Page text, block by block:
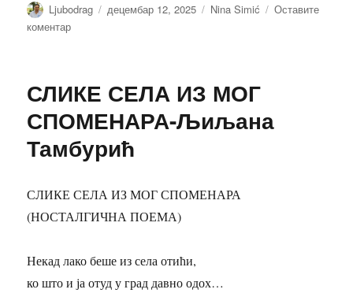
Аутор
Ljubodrag Објављено
децембар 12, 2025 Категорије
Nina Simić
Оставите
коментарна
сања
Нина
Симић
СЛИКЕ СЕЛА ИЗ МОГ
СПОМЕНАРА-Љиљана
Тамбурић
СЛИКЕ СЕЛА ИЗ МОГ СПОМЕНАРА
(НОСТАЛГИЧНА ПОЕМА)
Некад лако беше из села отићи,
ко што и ја отуд у град давно одох…